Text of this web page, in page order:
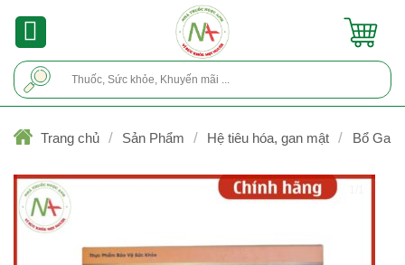
Trang chủ / Sản Phẩm / Hệ tiêu hóa, gan mật / Bổ Gan